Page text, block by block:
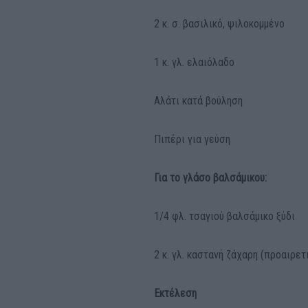
2 κ. σ. βασιλικό, ψιλοκομμένο
1 κ. γλ. ελαιόλαδο
Αλάτι κατά βούληση
Πιπέρι για γεύση
Για το γλάσο βαλσάμικου:
1/4 φλ. τσαγιού βαλσάμικο ξύδι
2 κ. γλ. καστανή ζάχαρη
Εκτέλεση